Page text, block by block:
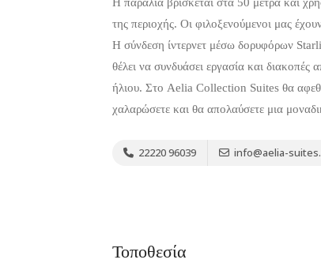
της περιοχής. Οι φιλοξενούμενοι μας
Η σύνδεση ίντερνετ μέσω δορυφόρων
θέλει να συνδυάσει εργασία και διακοπές
ήλιου. Στο Aelia Collection Suites θα
χαλαρώσετε και θα απολαύσετε μια
22220 96039 info@aelia-
Τοποθεσία
Διαμονή,